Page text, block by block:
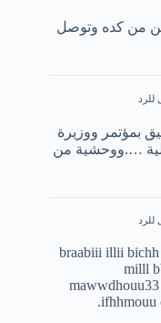
من كده وتوصل
للرد
بمؤتمر ووزيرة
….ووحشية من
للرد
braabiii illii bichh
milll
ifhhmouu